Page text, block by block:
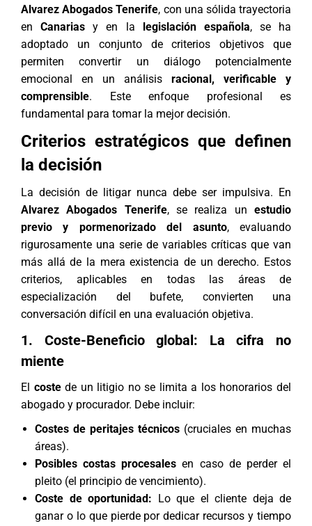
Alvarez Abogados Tenerife, con una sólida trayectoria
enCanarias y en la legislación española, se ha
adoptado un conjunto de criterios objetivos que
permiten convertir un diálogo potencialmente
emocional en un análisis racional, verificable y
comprensible. Este enfoque profesional es
fundamental para tomar la mejor decisión.
Criterios estratégicos que definen
la decisión
La decisión de litigar nunca debe ser impulsiva. En
Alvarez Abogados Tenerife, se realiza unestudio
previo y pormenorizado del asunto, evaluando
rigurosamente una serie de variables críticas que van
más allá de la mera existencia de un derecho. Estos
criterios, aplicables en todas las áreas de
especialización del bufete, convierten una
conversación difícil en una evaluación objetiva.
1. Coste-Beneficio global: La cifra no
miente
El costede un litigio no se limita a los honorarios del
abogado y procurador. Debe incluir:
Costes de peritajes técnicos (cruciales en muchas
áreas).
Posibles costas procesales en caso de perder el
pleito (el principio de vencimiento).
Coste de oportunidad: Lo que el cliente deja de
ganar o lo que pierde por dedicar recursos y tiempo